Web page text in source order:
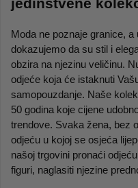
Moda ne poznaje granice,
dokazujemo da su stil i
obzira na njezinu veličinu.
odjeće koja će istaknuti
samopouzdanje. Naše
50 godina koje cijene
trendove. Svaka žena, bez
odjeću u kojoj se osjeća
našoj trgovini pronaći
figuri, naglasiti njezine